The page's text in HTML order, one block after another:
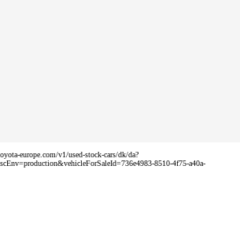
europe.com/v1/used-stock-cars/dk/da?
8510-4f75-a40a-